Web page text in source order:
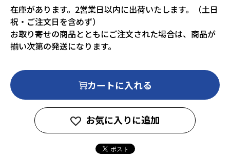
在庫があります。2営業日以内に出荷いたします。（土日
祝・ご注文日を含めず）
お取り寄せの商品とともにご注文された場合は、商品が
揃い次第の発送になります。
カートに入れる
お気に入りに追加